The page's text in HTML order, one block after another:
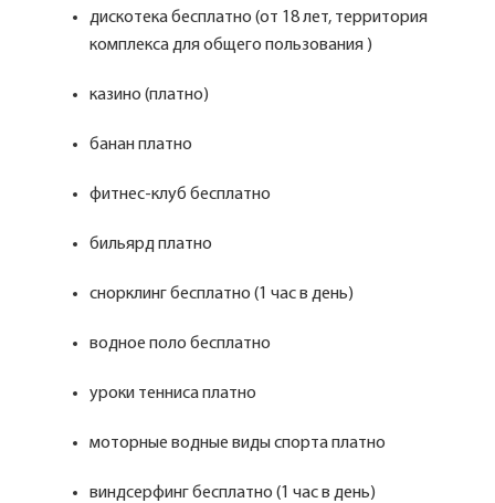
дискотека бесплатно (от 18 лет, территория
комплекса для общего пользования )
казино (платно)
банан платно
фитнес-клуб бесплатно
бильярд платно
снорклинг бесплатно (1 час в день)
водное поло бесплатно
уроки тенниса платно
моторные водные виды спорта платно
виндсерфинг бесплатно (1 час в день)